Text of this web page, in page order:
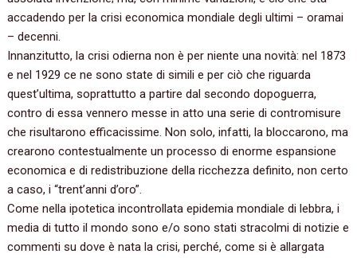
accadendo per la crisi economica mondiale degli ultimi – oramai
– decenni.
Innanzitutto, la crisi odierna non è per niente una novità: nel 1873
e nel 1929 ce ne sono state di simili e per ciò che riguarda
quest’ultima, soprattutto a partire dal secondo dopoguerra,
contro di essa vennero messe in atto una serie di contromisure
che risultarono efficacissime. Non solo, infatti, la bloccarono, ma
crearono contestualmente un processo di enorme espansione
economica e di redistribuzione della ricchezza definito, non certo
a caso, i “trent’anni d’oro”.
Come nella ipotetica incontrollata epidemia mondiale di lebbra, i
media di tutto il mondo sono e/o sono stati stracolmi di notizie e
commenti su dove è nata la crisi, perché, come si è allargata